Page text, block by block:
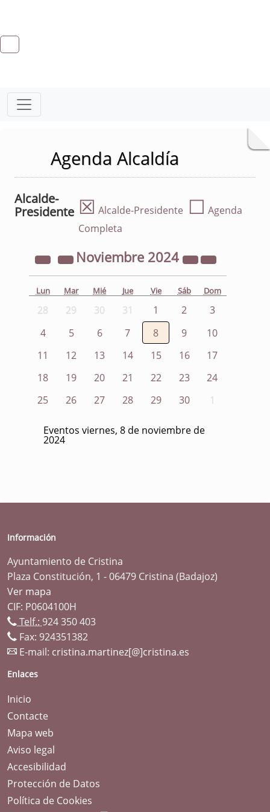
Agenda Alcaldía
Alcalde-
Presidente ☒ Alcalde-Presidente ☐ Agenda
Completa
Noviembre 2024
Lun Mar Mié Jue Vie Sáb Dom
28 29 30 31 1 2
3
4
5 6 7 8 9
10
11
12 13 14 15 16
17
18
19 20 21 22 23
24
25
26 27 28 29 30 1
Eventos viernes, 8 de noviembre de
2024
Información
Ayuntamiento de Cristina
Plaza Constitución, 1 - 06479 Cristina (Badajoz)
Ver mapa
CIF: P0604100H
Telf.: 924 350 403
Fax: 924351382
E-mail: cristina.martinez[@]cristina.es
Enlaces
Inicio
Contacte
Mapa web
Aviso legal
Accesibilidad
Protección de Datos
Política de Cookies